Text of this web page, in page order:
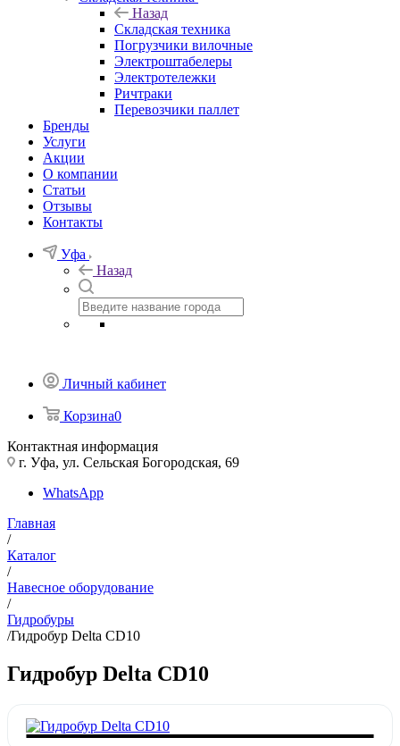
Назад
Складская техника
Погрузчики вилочные
Электроштабелеры
Электротележки
Ричтраки
Перевозчики паллет
Бренды
Услуги
Акции
О компании
Статьи
Отзывы
Контакты
Уфа
Назад
Личный кабинет
Корзина0
Контактная информация
г. Уфа, ул. Сельская Богородская, 69
WhatsApp
Главная
/
Каталог
/
Навесное оборудование
/
Гидробуры
/Гидробур Delta CD10
Гидробур Delta CD10